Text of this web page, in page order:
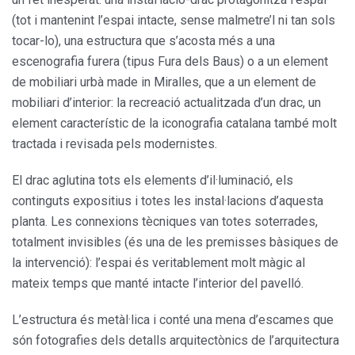
(tot i mantenint l’espai intacte, sense malmetre’l ni tan sols
tocar-lo), una estructura que s’acosta més a una
escenografia furera (tipus Fura dels Baus) o a un element
de mobiliari urbà made in Miralles, que a un element de
mobiliari d’interior: la recreació actualitzada d’un drac, un
element característic de la iconografia catalana també molt
tractada i revisada pels modernistes.
El drac aglutina tots els elements d’il·luminació, els
continguts expositius i totes les instal·lacions d’aquesta
planta. Les connexions tècniques van totes soterrades,
totalment invisibles (és una de les premisses bàsiques de
la intervenció): l’espai és veritablement molt màgic al
mateix temps que manté intacte l’interior del pavelló.
L’estructura és metàl·lica i conté una mena d’escames que
són fotografies dels detalls arquitectònics de l’arquitectura